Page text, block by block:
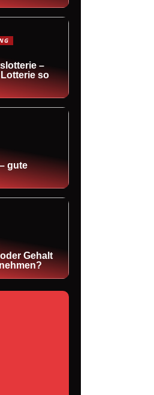
–
so
gute
Gehalt